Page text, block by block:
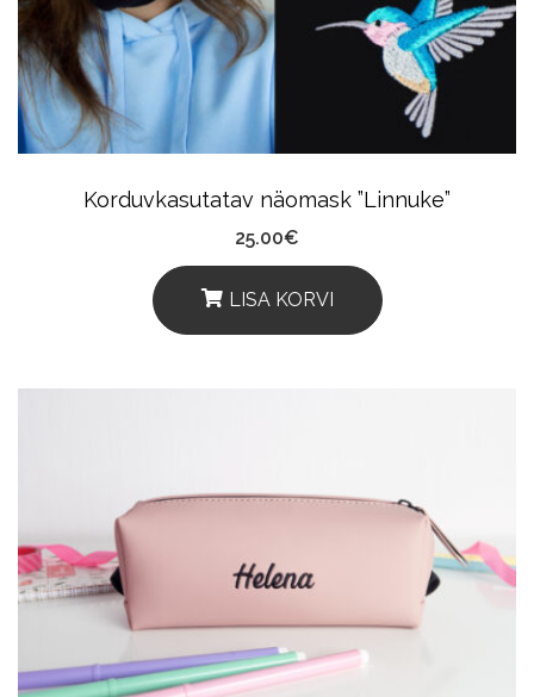
Be
Chosen
On
The
Product
Korduvkasutatav näomask ”Linnuke”
25.00€
LISA KORVI